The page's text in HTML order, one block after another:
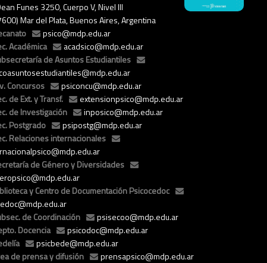
Funes 3250, Cuerpo V, Nivel III
Mar del Plata, Buenos Aires, Argentina
psico@mdp.edu.ar
Académica
acadsico@mdp.edu.ar
de Asuntos Estudiantiles
Concursos
psiconcu@mdp.edu.ar
de Ext. y Transf.
extensionpsico@mdp.edu.ar
de Investigación
inposico@mdp.edu.ar
Postgrado
psipostg@mdp.edu.ar
Relaciones internacionales
de Género y Diversidades
y Centro de Documentación Psicocedoc
de Coordinación
psisecoo@mdp.edu.ar
Docencia
psicodoc@mdp.edu.ar
psicbede@mdp.edu.ar
de prensa y difusión
prensapsico@mdp.edu.ar